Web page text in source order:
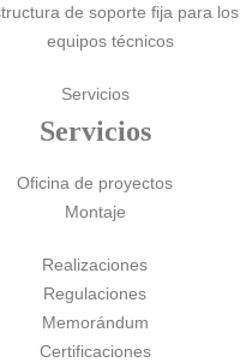
de soporte fija para los
equipos técnicos
Servicios
Servicios
Oficina de proyectos
Montaje
Realizaciones
Regulaciones
Memorándum
Certificaciones